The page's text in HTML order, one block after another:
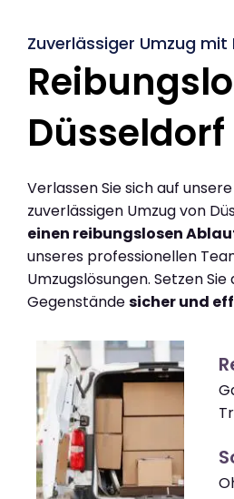
Zuverlässiger Umzug mit
Verlassen Sie sich auf
zuverlässigen Umzug von
einen reibungslosen
unseres professionellen
Umzugslösungen. Setzen
Gegenständesicher und